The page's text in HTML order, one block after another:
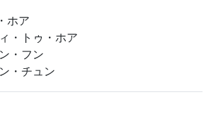
ホア
・トゥ・ホア
・フン
・チュン